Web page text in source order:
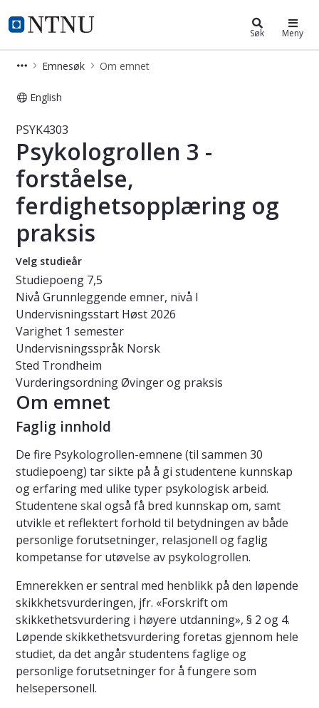
NTNU Hjemmeside
Studier Søk Meny
Emnesøk Om emnet
English
Emne - Psykologrollen 3 -
PSYK4303
Psykologrollen 3 -
forståelse,
ferdighetsopplæring og
praksis
Velg studieår
Studiepoeng 7,5
Nivå Grunnleggende emner, nivå I
Undervisningsstart Høst 2026
Varighet 1 semester
Undervisningsspråk Norsk
Sted Trondheim
VurderingsordningØvinger og praksis
Om emnet
Faglig innhold
De fire Psykologrollen-emnene (til sammen 30
studiepoeng) tar sikte på å gi studentene kunnskap
og erfaring med ulike typer psykologisk arbeid.
Studentene skal også få bred kunnskap om, samt
utvikle et reflektert forhold til betydningen av både
personlige forutsetninger, relasjonell og faglig
kompetanse for utøvelse av psykologrollen.
Emnerekken er sentral med henblikk på den løpende
skikkhetsvurderingen, jfr. «Forskrift om
skikkethetsvurdering i høyere utdanning», § 2 og 4.
Løpende skikkethetsvurdering foretas gjennom hele
studiet, da det angår studentens faglige og
personlige forutsetninger for å fungere som
helsepersonell.